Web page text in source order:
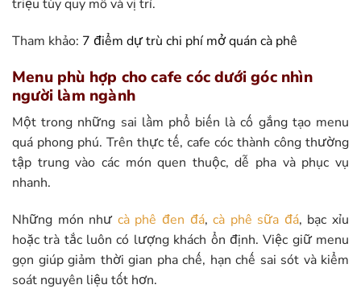
triệu tùy quy mô và vị trí.
Tham khảo: 7 điểm dự trù chi phí mở quán cà phê
Menu phù hợp cho cafe cóc dưới góc nhìn
người làm ngành
Một trong những sai lầm phổ biến là cố gắng tạo menu
quá phong phú. Trên thực tế, cafe cóc thành công thường
tập trung vào các món quen thuộc, dễ pha và phục vụ
nhanh.
Những món như cà phê đen đá,cà phê sữa đá, bạc xỉu
hoặc trà tắc luôn có lượng khách ổn định. Việc giữ menu
gọn giúp giảm thời gian pha chế, hạn chế sai sót và kiểm
soát nguyên liệu tốt hơn.